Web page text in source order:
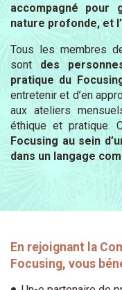
accompagné pour
nature profonde, et
Tous les membres
sont des
pratique du
entretenir et d’en
aux ateliers
éthique et pratique.
Focusing au sein
dans un langage
En rejoignant la
Focusing, vous